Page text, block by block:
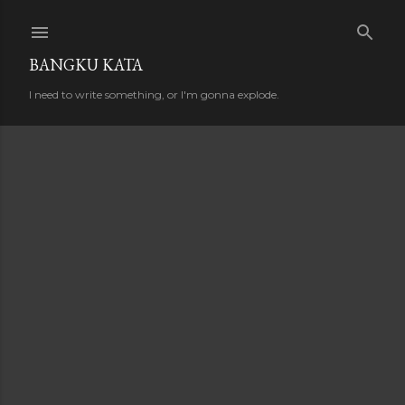
BANGKU KATA
I need to write something, or I'm gonna explode.